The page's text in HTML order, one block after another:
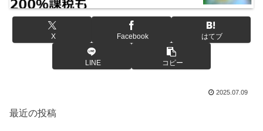
X Facebook はてブ
LINE コピー
2025.07.09
最近の投稿